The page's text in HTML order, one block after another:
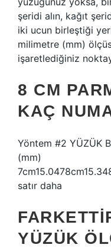
şeridi alın, kağıt
iki ucun birleştiği
milimetre (mm)
işaretlediğiniz
8 CM
KAÇ
Yöntem #2 YÜZÜK
(mm)
satır daha
YÜZÜK